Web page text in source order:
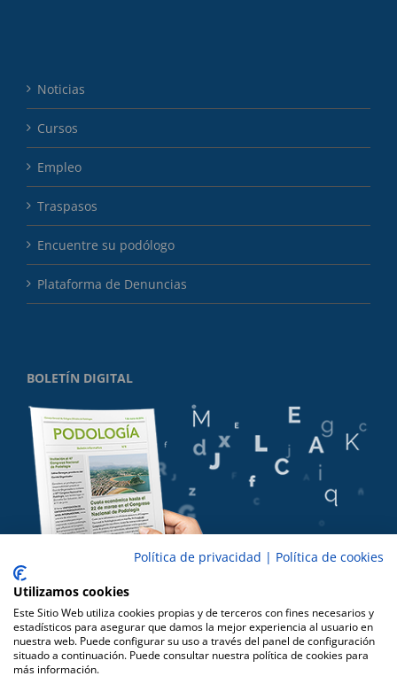
Noticias
Cursos
Empleo
Traspasos
Encuentre su podólogo
Plataforma de Denuncias
BOLETÍN DIGITAL
Política de privacidad | Política de cookies
Utilizamos cookies
Este Sitio Web utiliza cookies propias y de terceros con fines necesarios y
estadísticos para asegurar que damos la mejor experiencia al usuario en
nuestra web. Puede configurar su uso a través del panel de configuración
situado a continuación. Puede consultar nuestra política de cookies para
más información.